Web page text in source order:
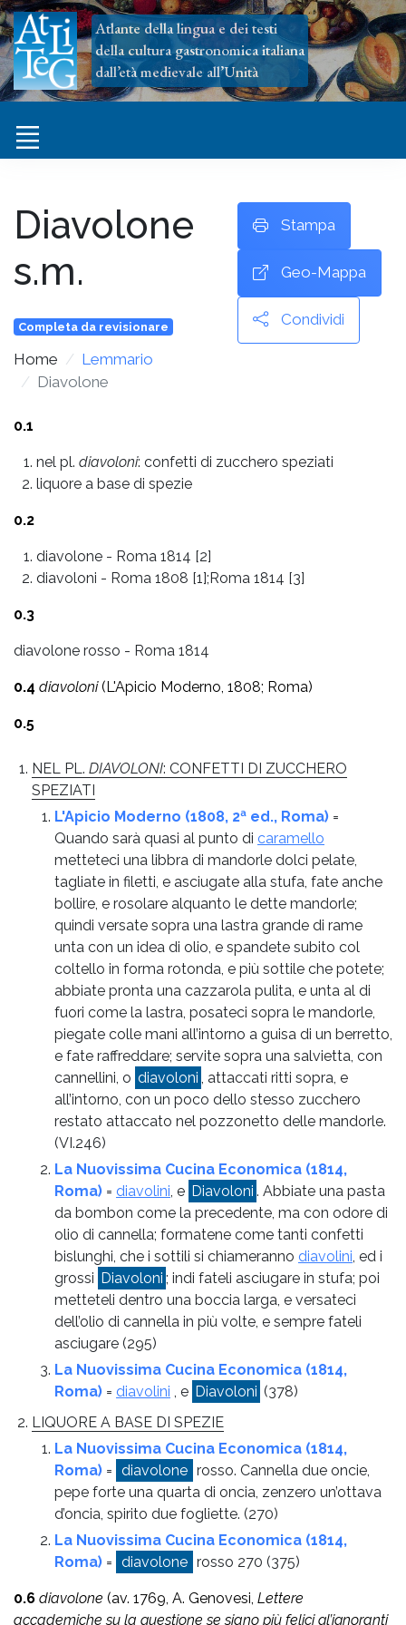
Atlante della lingua e dei testi
della cultura gastronomica italiana
dall’età medievale all’Unità
Diavolone
s.m.
Completa da revisionare
Home
Lemmario
Diavolone
Stampa
Geo-Mappa
Condividi
0.1
nel pl. diavoloni: confetti di zucchero speziati
liquore a base di spezie
0.2
diavolone - Roma 1814 [2]
diavoloni - Roma 1808 [1];Roma 1814 [3]
0.3
diavolone rosso - Roma 1814
0.4 diavoloni(L'Apicio Moderno, 1808; Roma)
0.5
NEL PL. DIAVOLONI: CONFETTI DI ZUCCHERO
SPEZIATI
L'Apicio Moderno (1808, 2ª ed., Roma) =
Quando sarà quasi al punto di caramello
metteteci una libbra di mandorle dolci pelate,
tagliate in filetti, e asciugate alla stufa, fate anche
bollire, e rosolare alquanto le dette mandorle;
quindi versate sopra una lastra grande di rame
unta con un idea di olio, e spandete subito col
coltello in forma rotonda, e più sottile che potete;
abbiate pronta una cazzarola pulita, e unta al di
fuori come la lastra, posateci sopra le mandorle,
piegate colle mani all’intorno a guisa di un berretto,
e fate raffreddare; servite sopra una salvietta, con
cannellini, o diavoloni , attaccati ritti sopra, e
all’intorno, con un poco dello stesso zucchero
restato attaccato nel pozzonetto delle mandorle.
(VI.246)
La Nuovissima Cucina Economica (1814,
Roma) = diavolini, e Diavoloni . Abbiate una pasta
da bombon come la precedente, ma con odore di
olio di cannella; formatene come tanti confetti
bislunghi, che i sottili si chiameranno diavolini, ed i
grossi Diavoloni ; indi fateli asciugare in stufa; poi
metteteli dentro una boccia larga, e versateci
dell’olio di cannella in più volte, e sempre fateli
asciugare (295)
La Nuovissima Cucina Economica (1814,
Roma) = diavolini , e Diavoloni (378)
LIQUORE A BASE DI SPEZIE
La Nuovissima Cucina Economica (1814,
Roma) = diavolone rosso. Cannella due oncie,
pepe forte una quarta di oncia, zenzero un’ottava
d’oncia, spirito due fogliette. (270)
La Nuovissima Cucina Economica (1814,
Roma) = diavolone rosso 270 (375)
0.6 diavolone (av. 1769, A. Genovesi, Lettere
accademiche su la questione se siano più felici gl’ignoranti